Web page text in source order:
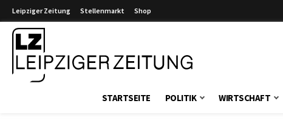
Leipziger Zeitung Stellenmarkt Shop
STARTSEITE POLITIK WIRTSCHAFT